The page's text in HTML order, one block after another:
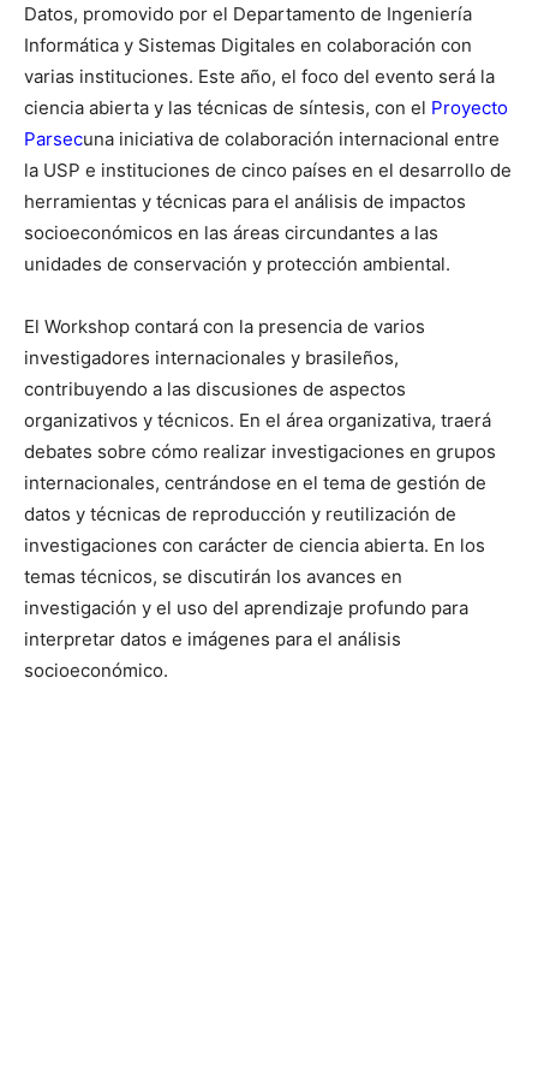
Datos, promovido por el Departamento de Ingeniería
Informática y Sistemas Digitales en colaboración con
varias instituciones. Este año, el foco del evento será la
ciencia abierta y las técnicas de síntesis, con el Proyecto
Parsecuna iniciativa de colaboración internacional entre
la USP e instituciones de cinco países en el desarrollo de
herramientas y técnicas para el análisis de impactos
socioeconómicos en las áreas circundantes a las
unidades de conservación y protección ambiental.
El Workshop contará con la presencia de varios
investigadores internacionales y brasileños,
contribuyendo a las discusiones de aspectos
organizativos y técnicos. En el área organizativa, traerá
debates sobre cómo realizar investigaciones en grupos
internacionales, centrándose en el tema de gestión de
datos y técnicas de reproducción y reutilización de
investigaciones con carácter de ciencia abierta. En los
temas técnicos, se discutirán los avances en
investigación y el uso del aprendizaje profundo para
interpretar datos e imágenes para el análisis
socioeconómico.